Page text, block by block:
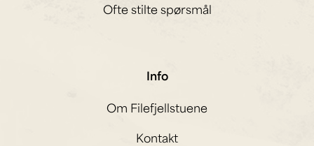
Ofte stilte spørsmål
Info
Om Filefjellstuene
Kontakt